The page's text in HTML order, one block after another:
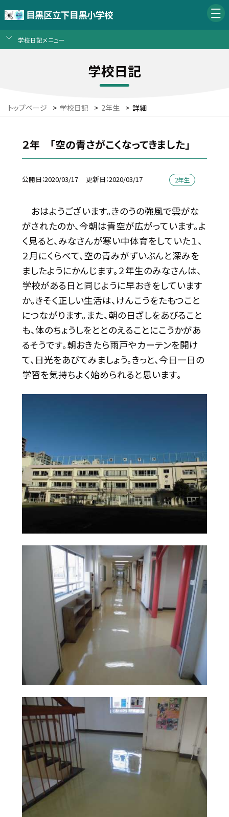
目黒区立下目黒小学校
学校日記メニュー
学校日記
トップページ > 学校日記 > 2年生 > 詳細
２年 「空の青さがこくなってきました」
公開日 2020/03/17 更新日 2020/03/17 2年生
おはようございます。きのうの強風で雲がな
がされたのか、今朝は青空が広がっています。よ
く見ると、みなさんが寒い中体育をしていた１、
２月にくらべて、空の青みがずいぶんと深みを
ましたようにかんじます。２年生のみなさんは、
学校がある日と同じように早おきをしています
か。きそく正しい生活は、けんこうをたもつこと
につながります。また、朝の日ざしをあびること
も、体のちょうしをととのえることにこうかがあ
るそうです。朝おきたら雨戸やカーテンを開け
て、日光をあびてみましょう。きっと、今日一日の
学習を気持ちよく始められると思います。